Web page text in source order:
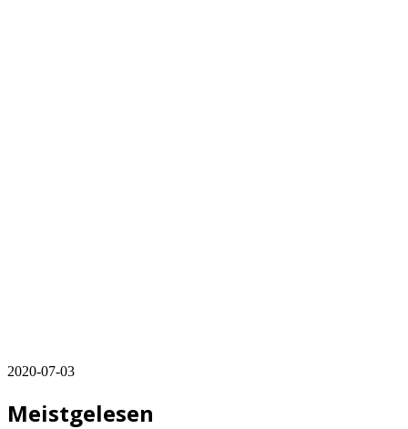
2020-07-03
Meistgelesen